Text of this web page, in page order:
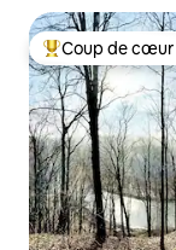
Coups de cœur
Coup de cœur